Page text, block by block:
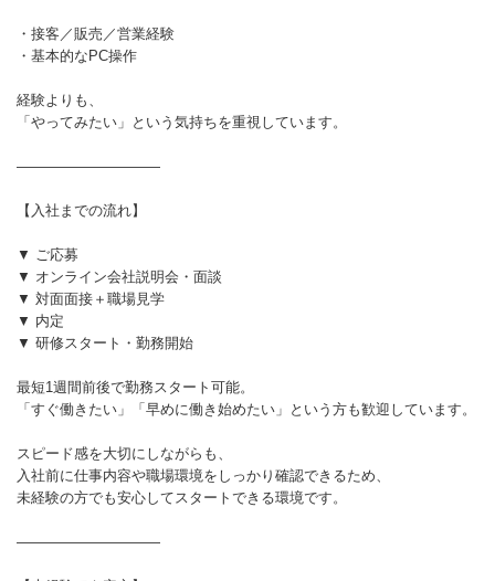
・接客／販売／営業経験
・基本的なPC操作
経験よりも、
「やってみたい」という気持ちを重視しています。
――――――――――
【入社までの流れ】
▼ ご応募
▼ オンライン会社説明会・面談
▼ 対面面接＋職場見学
▼ 内定
▼ 研修スタート・勤務開始
最短1週間前後で勤務スタート可能。
「すぐ働きたい」「早めに働き始めたい」という方も歓迎しています。
スピード感を大切にしながらも、
入社前に仕事内容や職場環境をしっかり確認できるため、
未経験の方でも安心してスタートできる環境です。
――――――――――